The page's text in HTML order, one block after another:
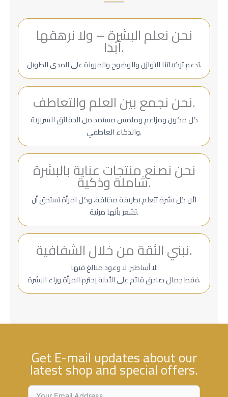
نحن نعلم البشرة – ولا نرهقها
أبدًا.
تدعم تركيباتنا التوازن والوضوح والمرونة على المدى الطويل.
نحن نجمع بين العلم والتعاطف.
كل مكون ومزاعم وملمس مستمد من الحقائق السريرية
والذكاء العاطفي.
نحن نصنع منتجات عناية بالبشرة
شاملة وذكية.
لأن كل بشرة تتعلم بطريقة مختلفة، وكل امرأة تستحق أن
تشعر بأنها مرئية.
نبني الثقة من خلال الشفافية.
لا أساطير. لا وعود مبالغ فيها.
فقط جمال صادق قائم على الأدلة يحترم المرأة وراء البشرة.
Get E-mail updates about our
latest shop and special offers.